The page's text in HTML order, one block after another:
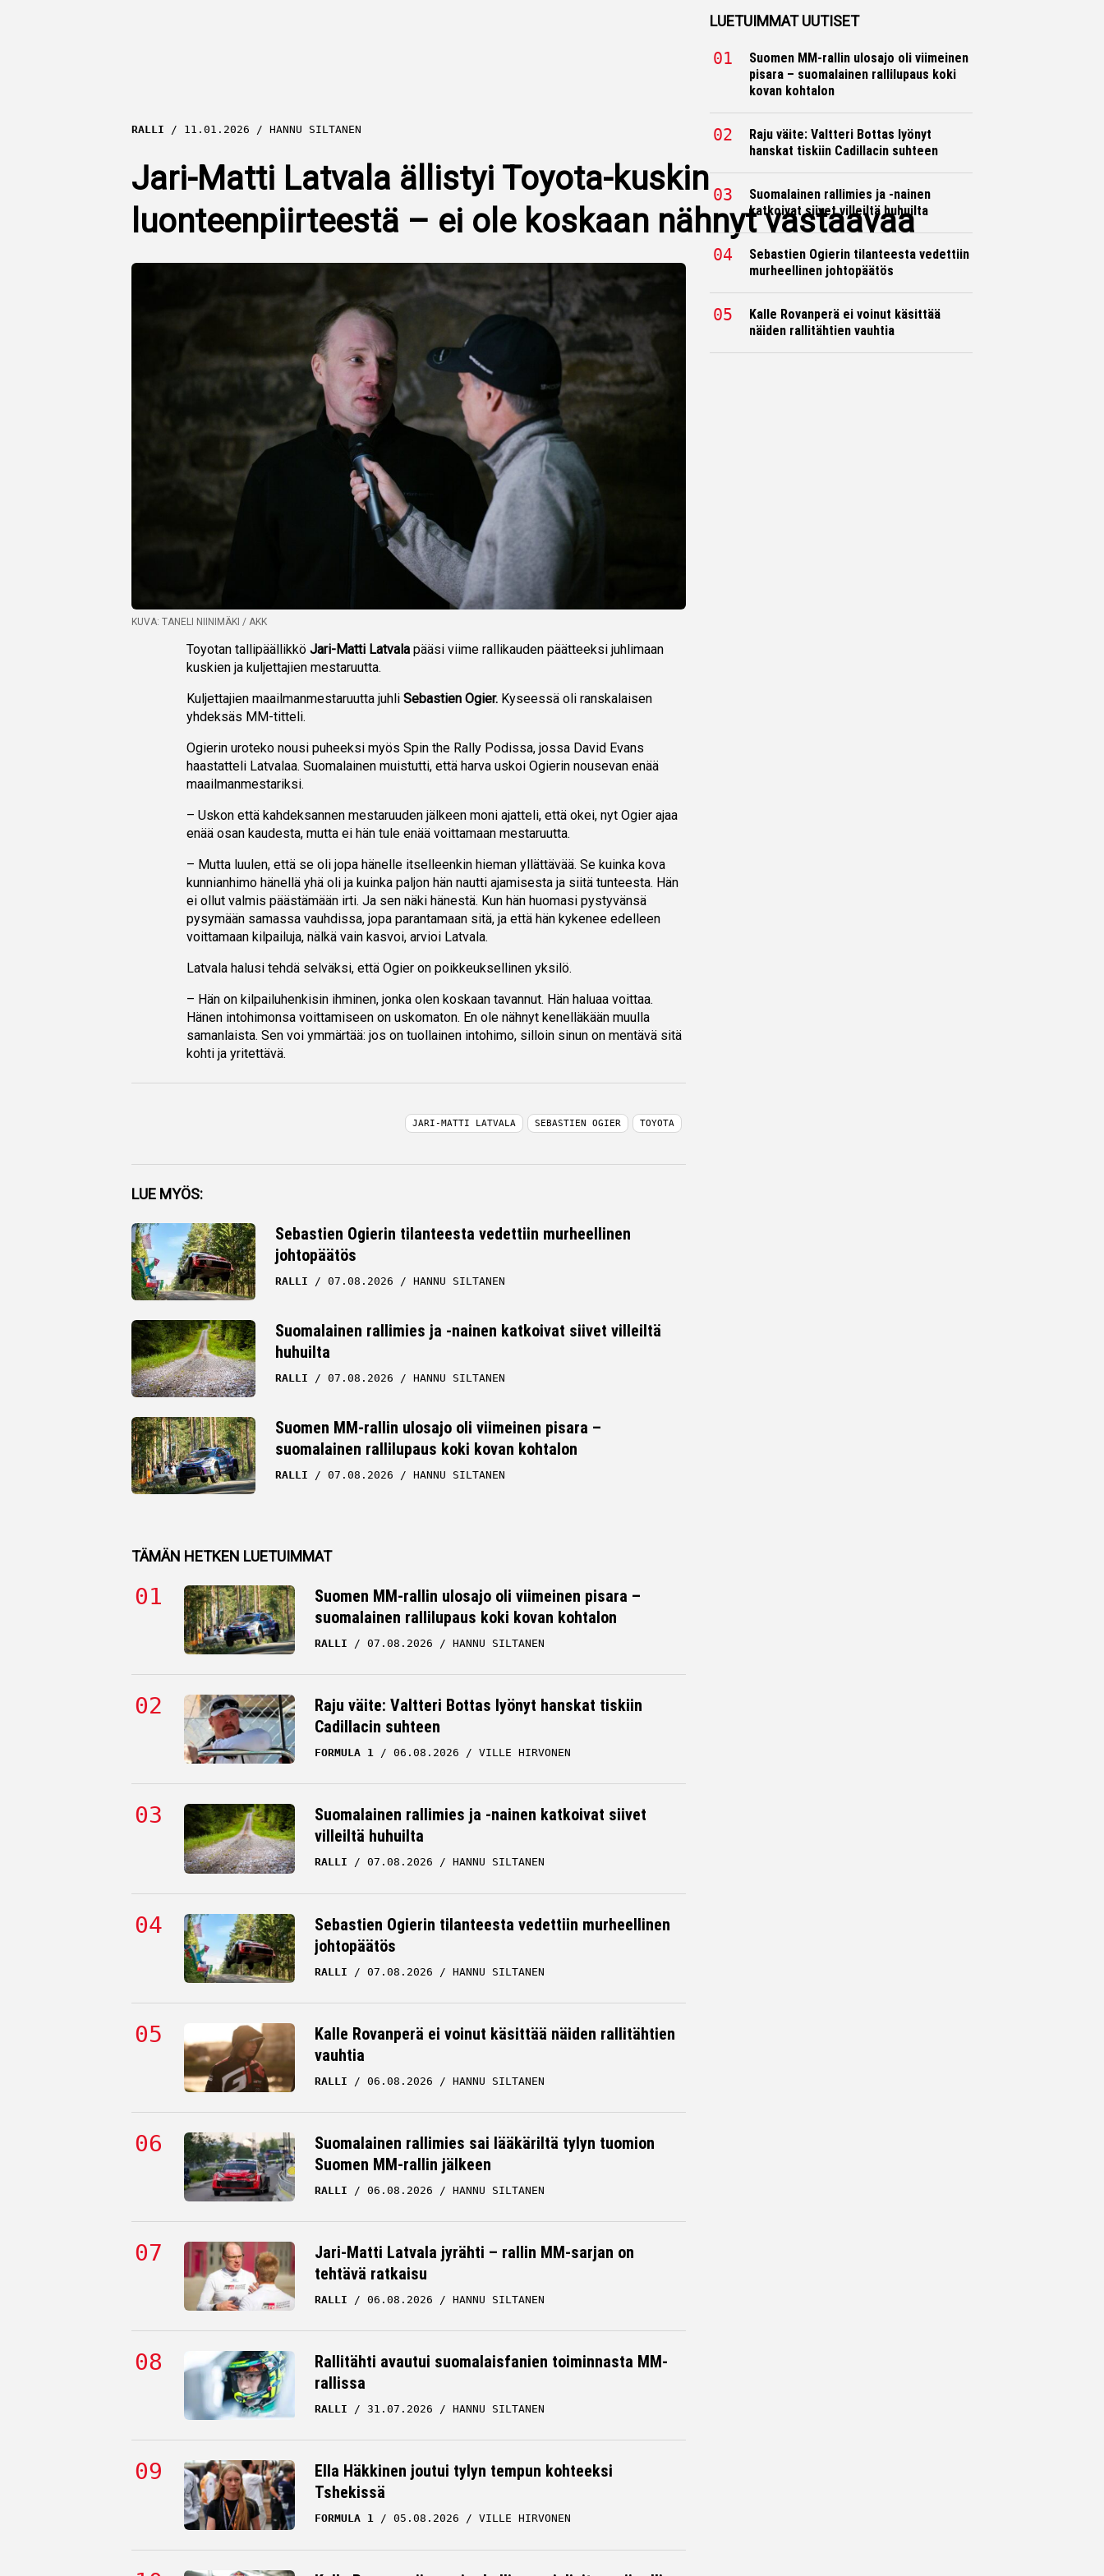
RALLI 11.01.2026 HANNU SILTANEN
Jari-Matti Latvala ällistyi Toyota-kuskin
luonteenpiirteestä – ei ole koskaan nähnyt vastaavaa
KUVA: TANELI NIINIMÄKI / AKK
Toyotan tallipäällikköJari-Matti Latvala pääsi viime rallikauden päätteeksi juhlimaan
kuskien ja kuljettajien mestaruutta.
Kuljettajien maailmanmestaruutta juhliSebastien Ogier. Kyseessä oli ranskalaisen
yhdeksäs MM-titteli.
Ogierin uroteko nousi puheeksi myös Spin the Rally Podissa, jossa David Evans
haastatteli Latvalaa. Suomalainen muistutti, että harva uskoi Ogierin nousevan enää
maailmanmestariksi.
– Uskon että kahdeksannen mestaruuden jälkeen moni ajatteli, että okei, nyt Ogier ajaa
enää osan kaudesta, mutta ei hän tule enää voittamaan mestaruutta.
– Mutta luulen, että se oli jopa hänelle itselleenkin hieman yllättävää. Se kuinka kova
kunnianhimo hänellä yhä oli ja kuinka paljon hän nautti ajamisesta ja siitä tunteesta. Hän
ei ollut valmis päästämään irti. Ja sen näki hänestä. Kun hän huomasi pystyvänsä
pysymään samassa vauhdissa, jopa parantamaan sitä, ja että hän kykenee edelleen
voittamaan kilpailuja, nälkä vain kasvoi, arvioi Latvala.
Latvala halusi tehdä selväksi, että Ogier on poikkeuksellinen yksilö.
– Hän on kilpailuhenkisin ihminen, jonka olen koskaan tavannut. Hän haluaa voittaa.
Hänen intohimonsa voittamiseen on uskomaton. En ole nähnyt kenelläkään muulla
samanlaista. Sen voi ymmärtää: jos on tuollainen intohimo, silloin sinun on mentävä sitä
kohti ja yritettävä.
Facebook
Twitter
Whatsapp
JARI-MATTI LATVALA SEBASTIEN OGIER TOYOTA
LUE MYÖS:
Sebastien Ogierin tilanteesta vedettiin murheellinen
johtopäätös
RALLI 07.08.2026 HANNU SILTANEN
Suomalainen rallimies ja -nainen katkoivat siivet villeiltä
huhuilta
RALLI 07.08.2026 HANNU SILTANEN
Suomen MM-rallin ulosajo oli viimeinen pisara –
suomalainen rallilupaus koki kovan kohtalon
RALLI 07.08.2026 HANNU SILTANEN
TÄMÄN HETKEN LUETUIMMAT
Suomen MM-rallin ulosajo oli viimeinen pisara –
suomalainen rallilupaus koki kovan kohtalon
RALLI 07.08.2026 HANNU SILTANEN
Raju väite: Valtteri Bottas lyönyt hanskat tiskiin
Cadillacin suhteen
FORMULA 1 06.08.2026 VILLE HIRVONEN
Suomalainen rallimies ja -nainen katkoivat siivet
villeiltä huhuilta
RALLI 07.08.2026 HANNU SILTANEN
Sebastien Ogierin tilanteesta vedettiin murheellinen
johtopäätös
RALLI 07.08.2026 HANNU SILTANEN
Kalle Rovanperä ei voinut käsittää näiden rallitähtien
vauhtia
RALLI 06.08.2026 HANNU SILTANEN
Suomalainen rallimies sai lääkäriltä tylyn tuomion
Suomen MM-rallin jälkeen
RALLI 06.08.2026 HANNU SILTANEN
Jari-Matti Latvala jyrähti – rallin MM-sarjan on
tehtävä ratkaisu
RALLI 06.08.2026 HANNU SILTANEN
Rallitähti avautui suomalaisfanien toiminnasta MM-
rallissa
RALLI 31.07.2026 HANNU SILTANEN
Ella Häkkinen joutui tylyn tempun kohteeksi
Tshekissä
FORMULA 1 05.08.2026 VILLE HIRVONEN
LUETUIMMAT UUTISET
Suomen MM-rallin ulosajo oli viimeinen
pisara – suomalainen rallilupaus koki
kovan kohtalon
Raju väite: Valtteri Bottas lyönyt
hanskat tiskiin Cadillacin suhteen
Suomalainen rallimies ja -nainen
katkoivat siivet villeiltä huhuilta
Sebastien Ogierin tilanteesta vedettiin
murheellinen johtopäätös
Kalle Rovanperä ei voinut käsittää
näiden rallitähtien vauhtia